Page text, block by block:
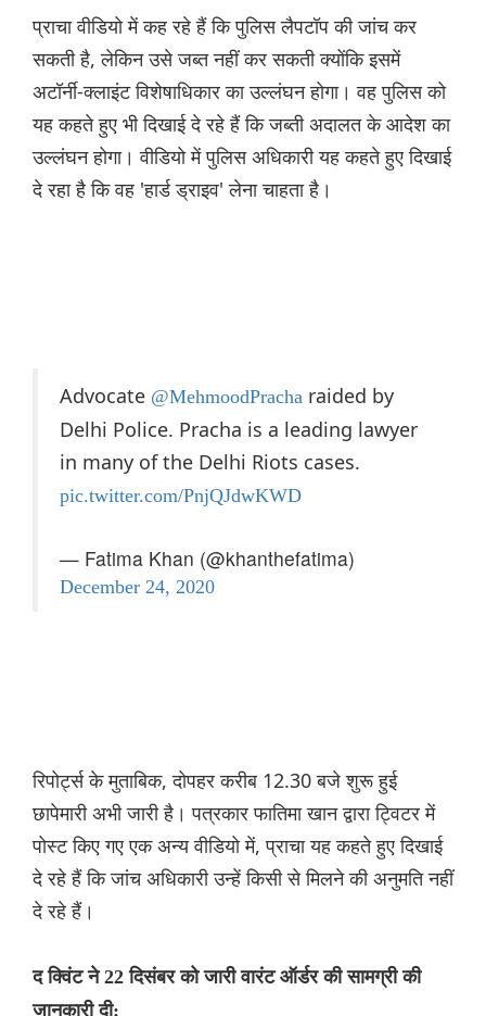
प्राचा वीडियो में कह रहे हैं कि पुलिस लैपटॉप की जांच कर
सकती है, लेकिन उसे जब्त नहीं कर सकती क्योंकि इसमें
अटॉर्नी-क्लाइंट विशेषाधिकार का उल्लंघन होगा। वह पुलिस को
यह कहते हुए भी दिखाई दे रहे हैं कि जब्ती अदालत के आदेश का
उल्लंघन होगा। वीडियो में पुलिस अधिकारी यह कहते हुए दिखाई
दे रहा है कि वह 'हार्ड ड्राइव' लेना चाहता है।
Advocate @MehmoodPracha raided by
Delhi Police. Pracha is a leading lawyer
in many of the Delhi Riots cases.
pic.twitter.com/PnjQJdwKWD
— Fatima Khan (@khanthefatima)
December 24, 2020
रिपोर्ट्स के मुताबिक, दोपहर करीब 12.30 बजे शुरू हुई
छापेमारी अभी जारी है। पत्रकार फातिमा खान द्वारा ट्विटर में
पोस्ट किए गए एक अन्य वीडियो में, प्राचा यह कहते हुए दिखाई
दे रहे हैं कि जांच अधिकारी उन्हें किसी से मिलने की अनुमति नहीं
दे रहे हैं।
द क्विंट ने 22 दिसंबर को जारी वारंट ऑर्डर की सामग्री की
जानकारी दी: